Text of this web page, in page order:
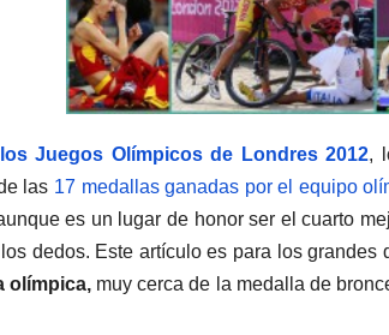
los Juegos Olímpicos de Londres 2012,
las 17 medallas ganadas por el equipo
es un lugar de honor ser el cuarto
dedos. Este artículo es para los
olímpica, muy cerca de la medalla de